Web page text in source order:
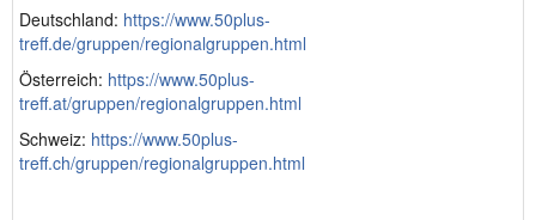
Deutschland: https://www.50plus-
treff.de/gruppen/regionalgruppen.html
Österreich: https://www.50plus-
treff.at/gruppen/regionalgruppen.html
Schweiz: https://www.50plus-
treff.ch/gruppen/regionalgruppen.html